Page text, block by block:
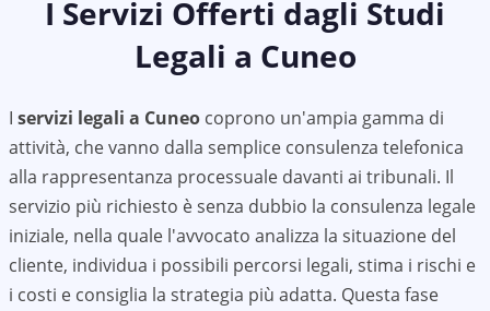
I Servizi Offerti dagli Studi
Legali a Cuneo
I servizi legali a Cuneo coprono un'ampia gamma di
attività, che vanno dalla semplice consulenza telefonica
alla rappresentanza processuale davanti ai tribunali. Il
servizio più richiesto è senza dubbio la consulenza legale
iniziale, nella quale l'avvocato analizza la situazione del
cliente, individua i possibili percorsi legali, stima i rischi e
i costi e consiglia la strategia più adatta. Questa fase